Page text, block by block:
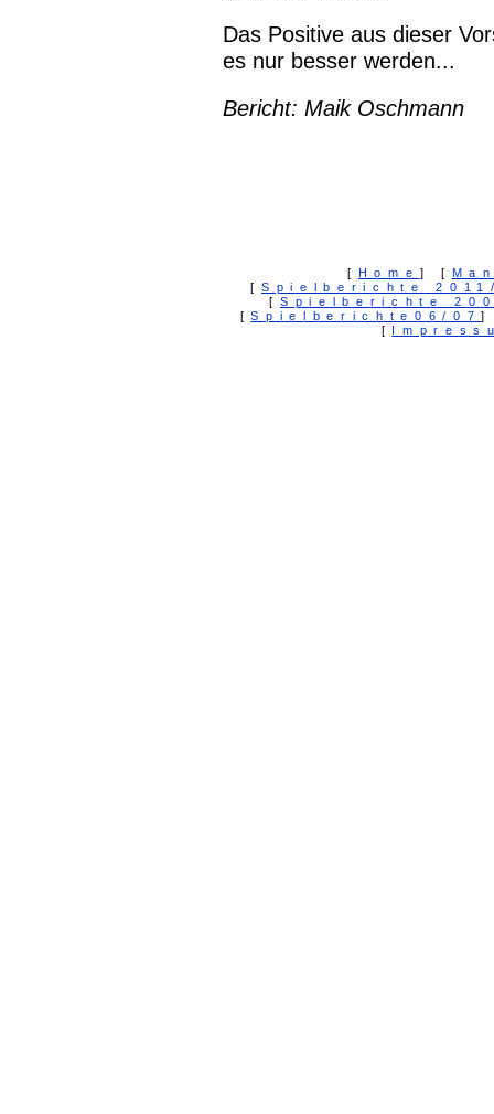
Das Positive aus dieser
es nur besser werden...
Bericht: Maik Oschmann
[ Home ] [
[ Spielberichte
[ Spielberichte
[Spielberichte06/07]
[